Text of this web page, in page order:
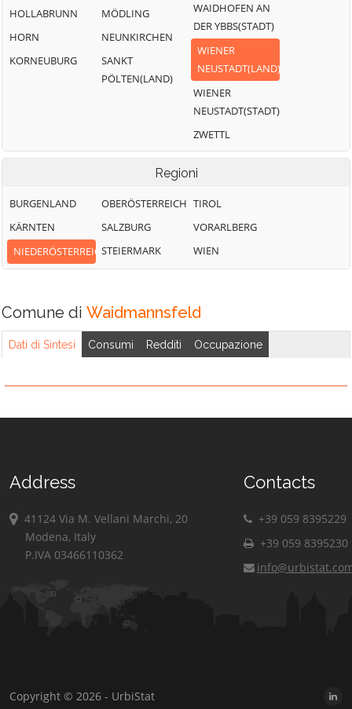
HOLLABRUNN
HORN
KORNEUBURG
MÖDLING
NEUNKIRCHEN
SANKT
PÖLTEN(LAND)
WAIDHOFEN AN
DER YBBS(STADT)
WIENER
NEUSTADT(LAND)
WIENER
NEUSTADT(STADT)
ZWETTL
Regioni
BURGENLAND
KÄRNTEN
NIEDERÖSTERREICH
OBERÖSTERREICH
SALZBURG
STEIERMARK
TIROL
VORARLBERG
WIEN
Comune di Waidmannsfeld
Dati di Sintesi Consumi Redditi Occupazione
Address
41124 Via M. Vellani Marchi, 20
Modena, Italy
P.IVA 03466110362
Contacts
+39 059 8395229
+39 059 8395230
Copyright © 2026 - UrbiStat